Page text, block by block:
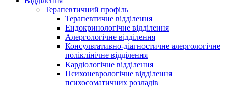
Терапевтичний профіль
Терапевтичне відділення
Ендокринологічне відділення
Алергологічне відділення
Консультативно-діагностичне алергологічне
поліклінічне відділення
Кардіологічне відділення
Психоневрологічне відділення
психосоматичних розладів